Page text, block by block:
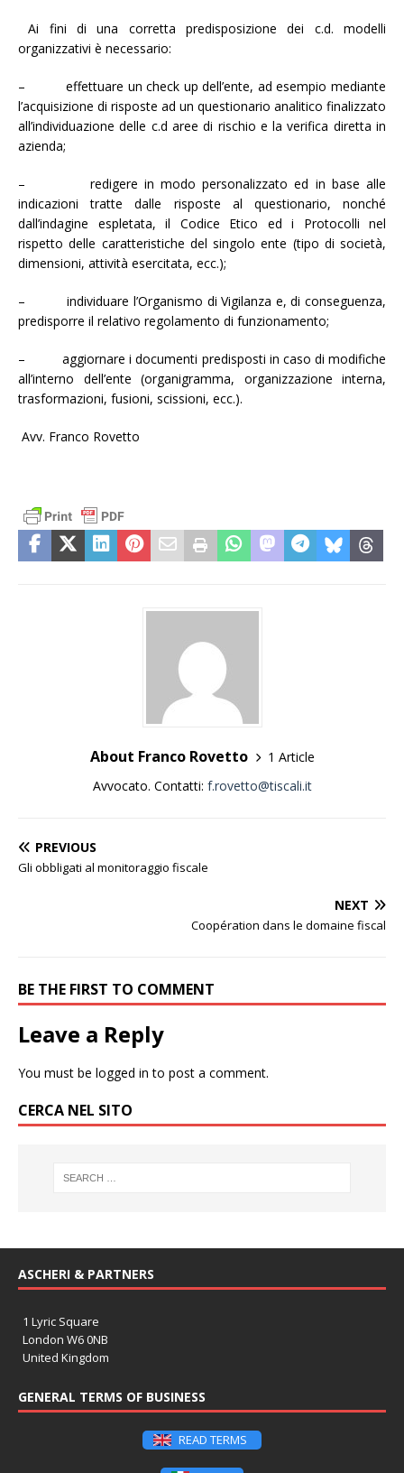
Ai fini di una corretta predisposizione dei c.d. modelli
organizzativi è necessario:
– effettuare un check up dell’ente, ad esempio mediante
l’acquisizione di risposte ad un questionario analitico finalizzato
all’individuazione delle c.d aree di rischio e la verifica diretta in
azienda;
– redigere in modo personalizzato ed in base alle
indicazioni tratte dalle risposte al questionario, nonché
dall’indagine espletata, il Codice Etico ed i Protocolli nel
rispetto delle caratteristiche del singolo ente (tipo di società,
dimensioni, attività esercitata, ecc.);
– individuare l’Organismo di Vigilanza e, di conseguenza,
predisporre il relativo regolamento di funzionamento;
– aggiornare i documenti predisposti in caso di modifiche
all’interno dell’ente (organigramma, organizzazione interna,
trasformazioni, fusioni, scissioni, ecc.).
Avv. Franco Rovetto
About Franco Rovetto
1 Article
Avvocato. Contatti: f.rovetto@tiscali.it
PREVIOUS
Gli obbligati al monitoraggio fiscale
NEXT
Coopération dans le domaine fiscal
BE THE FIRST TO COMMENT
Leave a Reply
You must be logged in to post a comment.
CERCA NEL SITO
ASCHERI & PARTNERS
1 Lyric Square
London W6 0NB
United Kingdom
GENERAL TERMS OF BUSINESS
READ TERMS